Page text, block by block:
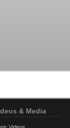
& Media